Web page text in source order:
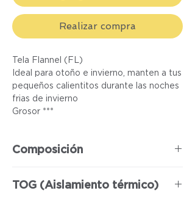
Realizar compra
Tela Flannel (FL)
Ideal para otoño e invierno, manten a tus
pequeños calientitos durante las noches
frias de invierno
Grosor ***
Composición
TOG (Aislamiento térmico)